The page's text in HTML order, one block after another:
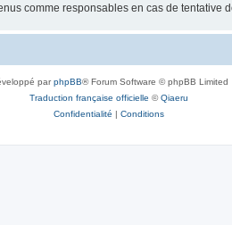
comme responsables en cas de tentative
parphpBB® Forum Software © phpBB Limited
Traduction française officielle ©Qiaeru
Confidentialité | Conditions